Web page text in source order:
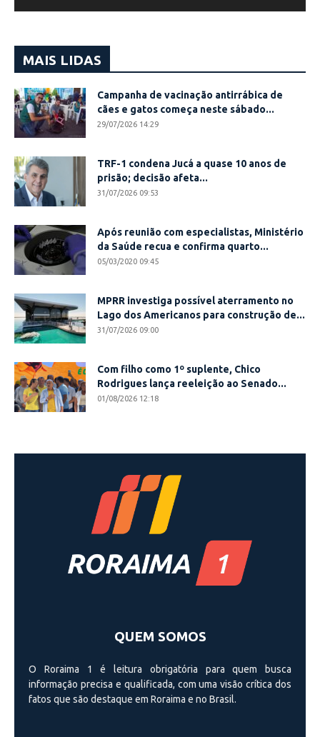
MAIS LIDAS
Campanha de vacinação antirrábica de
cães e gatos começa neste sábado...
29/07/2026 14:29
TRF-1 condena Jucá a quase 10 anos de
prisão; decisão afeta...
31/07/2026 09:53
Após reunião com especialistas, Ministério
da Saúde recua e confirma quarto...
05/03/2020 09:45
MPRR investiga possível aterramento no
Lago dos Americanos para construção de...
31/07/2026 09:00
Com filho como 1º suplente, Chico
Rodrigues lança reeleição ao Senado...
01/08/2026 12:18
QUEM SOMOS
O Roraima 1 é leitura obrigatória para quem busca
informação precisa e qualificada, com uma visão crí­tica dos
fatos que são destaque em Roraima e no Brasil.